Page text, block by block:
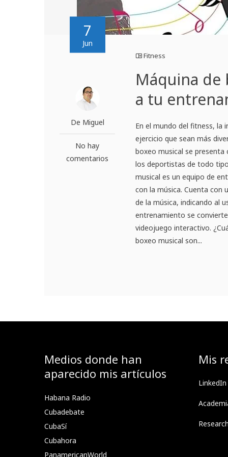
7
Jun
De Miguel
No hay
comentarios
Fitness
Máquina de
a tu
En el mundo del fitness, la
ejercicio que sean más
boxeo musical se
los deportistas de todo
musical es un equipo de
con la música. Cuenta con
de la música, indicando al
entrenamiento se
videojuego interactivo.
boxeo musical son...
Medios donde han
aparecido mis artículos
Habana Radio
Cubadebate
CubaSí
Cubahora
PanamericanWorld
Mis
LinkedIn